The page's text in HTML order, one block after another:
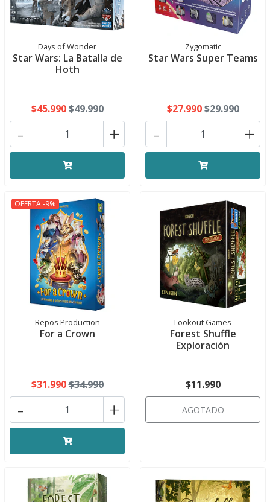
Days of Wonder
Star Wars: La Batalla de
Hoth
$45.990$49.990
+
-
Zygomatic
Star Wars Super Teams
$27.990$29.990
+
-
OFERTA -9%
Repos Production
For a Crown
$31.990$34.990
+
-
Lookout Games
Forest Shuffle
Exploración
$11.990
AGOTADO